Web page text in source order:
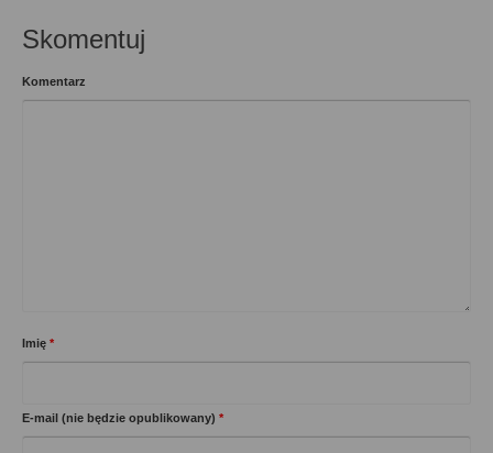
Skomentuj
Komentarz
Imię *
E-mail (nie będzie opublikowany) *